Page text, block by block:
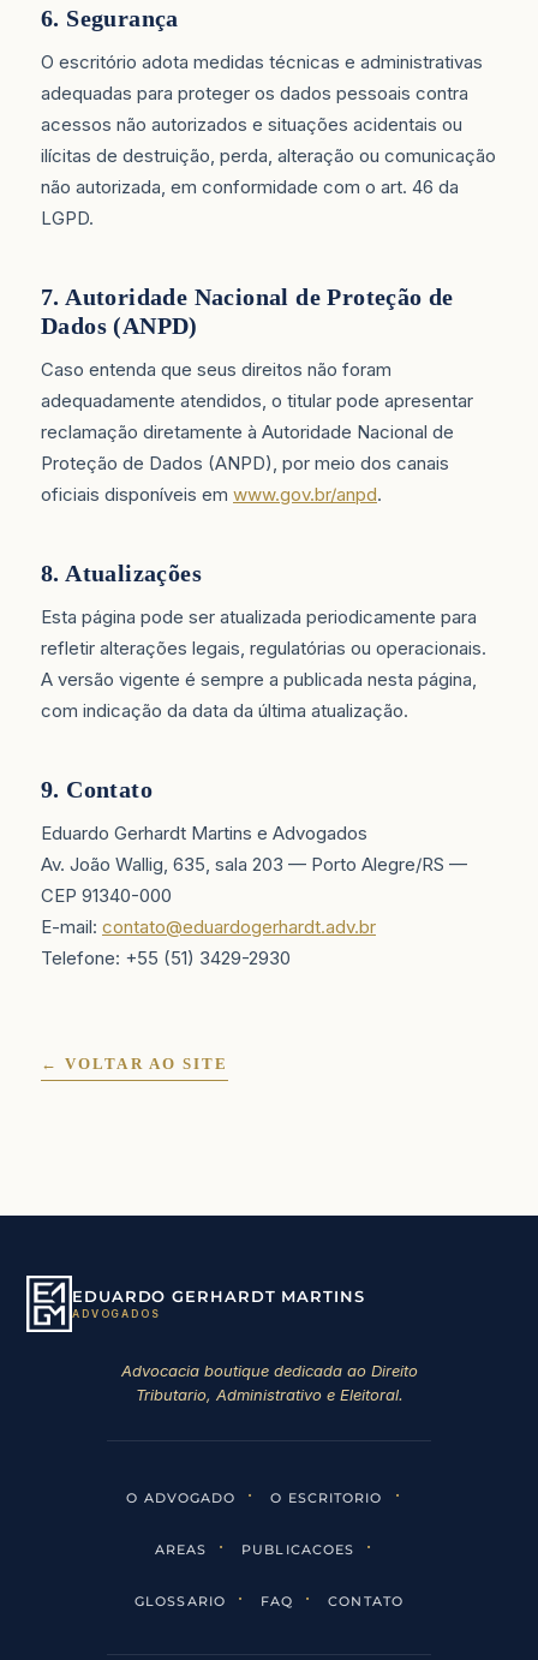
6. Segurança
O escritório adota medidas técnicas e administrativas
adequadas para proteger os dados pessoais contra
acessos não autorizados e situações acidentais ou
ilícitas de destruição, perda, alteração ou comunicação
não autorizada, em conformidade com o art. 46 da
LGPD.
7. Autoridade Nacional de Proteção de
Dados (ANPD)
Caso entenda que seus direitos não foram
adequadamente atendidos, o titular pode apresentar
reclamação diretamente à Autoridade Nacional de
Proteção de Dados (ANPD), por meio dos canais
oficiais disponíveis em www.gov.br/anpd.
8. Atualizações
Esta página pode ser atualizada periodicamente para
refletir alterações legais, regulatórias ou operacionais.
A versão vigente é sempre a publicada nesta página,
com indicação da data da última atualização.
9. Contato
Eduardo Gerhardt Martins e Advogados
Av. João Wallig, 635, sala 203 — Porto Alegre/RS —
CEP 91340-000
E-mail: contato@eduardogerhardt.adv.br
Telefone: +55 (51) 3429-2930
← VOLTAR AO SITE
EDUARDO GERHARDT MARTINS
ADVOGADOS
Advocacia boutique dedicada ao Direito
Tributario, Administrativo e Eleitoral.
O ADVOGADO · O ESCRITORIO ·
AREAS · PUBLICACOES ·
GLOSSARIO · FAQ · CONTATO